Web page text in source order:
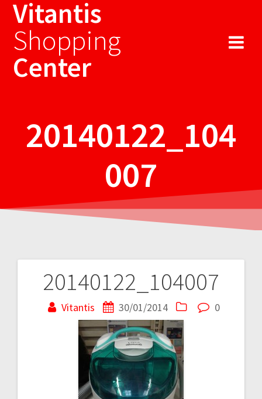
Vitantis
Shopping
Center
20140122_104
007
20140122_104007
Vitantis 30/01/2014 0
Navigare
articole